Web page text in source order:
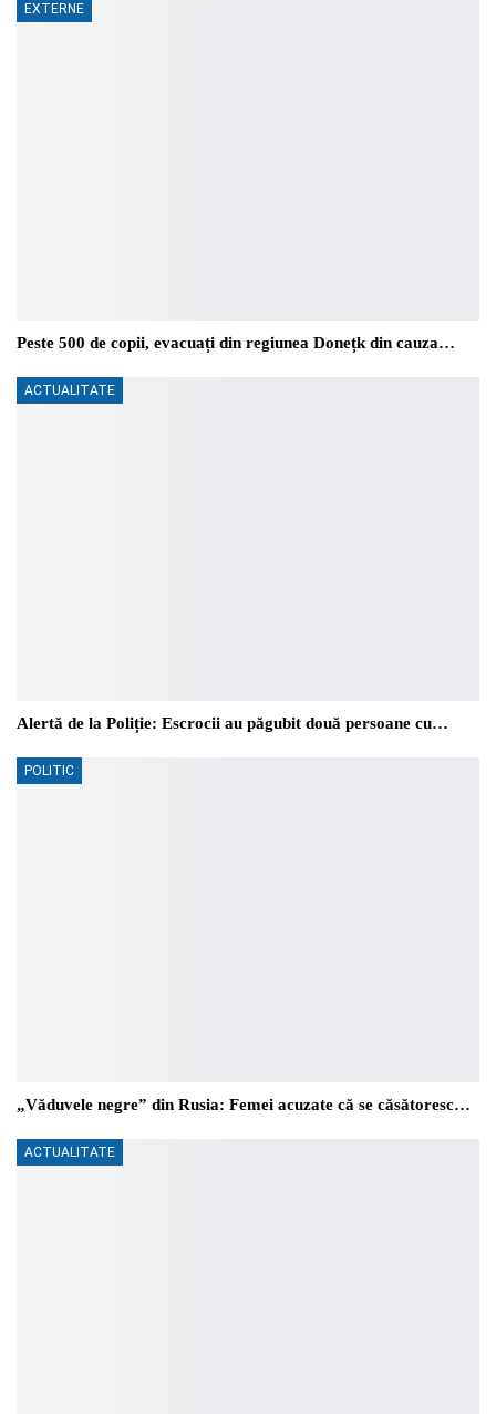
EXTERNE
Peste 500 de copii, evacuați din regiunea Donețk din cauza…
ACTUALITATE
Alertă de la Poliție: Escrocii au păgubit două persoane cu…
POLITIC
„Văduvele negre” din Rusia: Femei acuzate că se căsătoresc…
ACTUALITATE